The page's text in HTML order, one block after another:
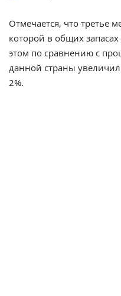
Отмечается, что третье
которой в общих
этом по сравнению с
данной страны
2%.